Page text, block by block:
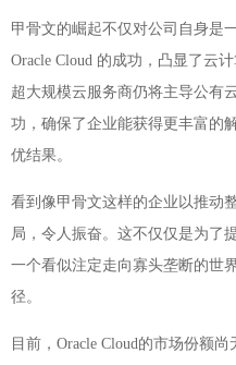
甲骨文的崛起不仅对公司自身是
Oracle Cloud 的成功，凸显了云
超大规模云服务商仍将主导公有
功，确保了企业能获得更丰富的
优结果。
看到像甲骨文这样的企业以推动
局，令人振奋。这不仅仅是为了
一个看似注定走向寡头垄断的世
径。
目前，Oracle Cloud的市场份额